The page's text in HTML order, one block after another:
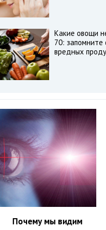
Какие овощи
70: запомните
вредных
Почему мы видим